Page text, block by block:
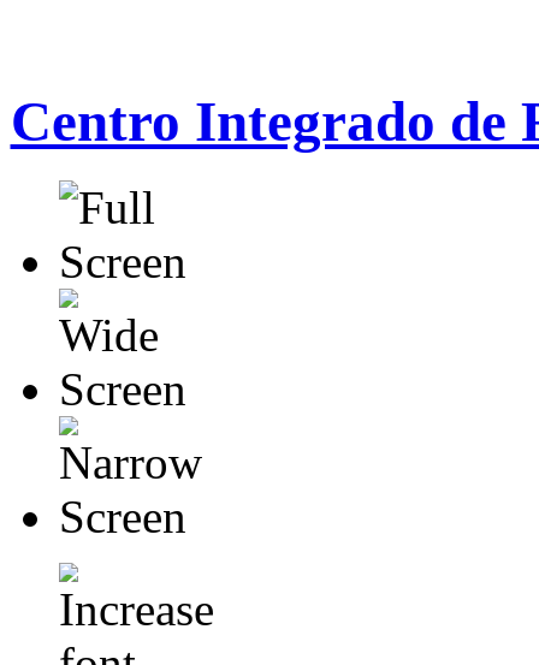
Centro Integrado de